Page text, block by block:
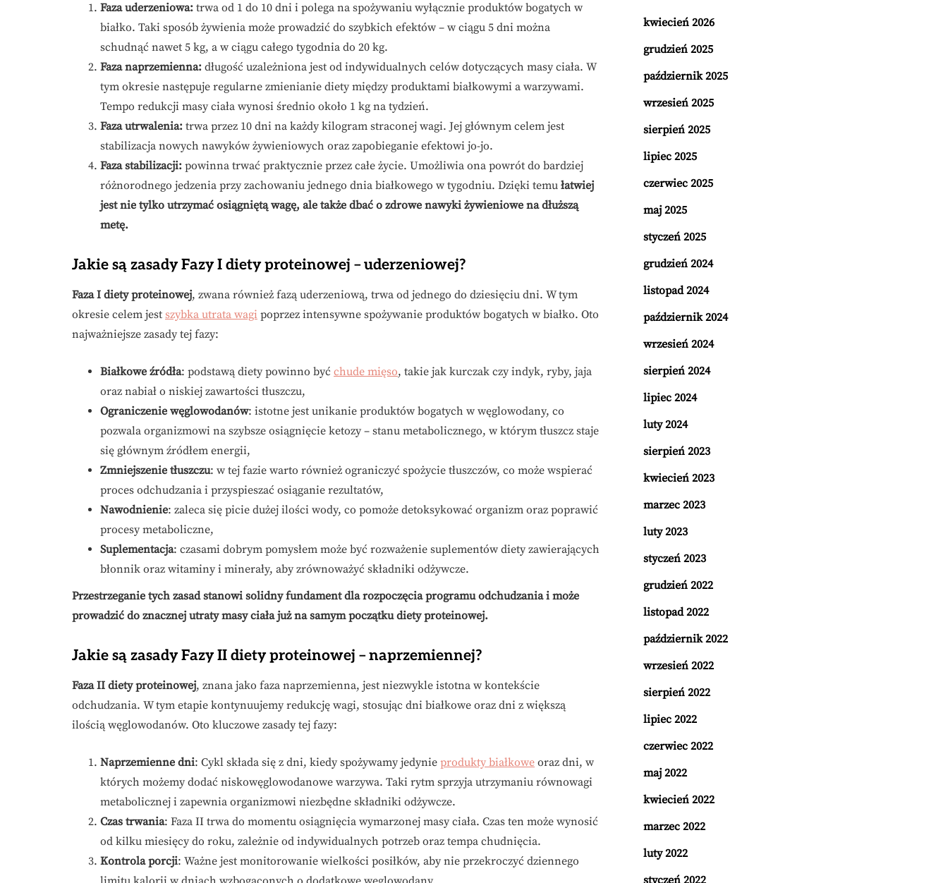
Faza uderzeniowa: trwa od 1 do 10 dni i polega na spożywaniu wyłącznie produktów bogatych w
białko. Taki sposób żywienia może prowadzić do szybkich efektów – w ciągu 5 dni można
schudnąć nawet 5 kg, a w ciągu całego tygodnia do 20 kg.
Faza naprzemienna: długość uzależniona jest od indywidualnych celów dotyczących masy ciała. W
tym okresie następuje regularne zmienianie diety między produktami białkowymi a warzywami.
Tempo redukcji masy ciała wynosi średnio około 1 kg na tydzień.
Faza utrwalenia: trwa przez 10 dni na każdy kilogram straconej wagi. Jej głównym celem jest
stabilizacja nowych nawyków żywieniowych oraz zapobieganie efektowi jo-jo.
Faza stabilizacji: powinna trwać praktycznie przez całe życie. Umożliwia ona powrót do bardziej
różnorodnego jedzenia przy zachowaniu jednego dnia białkowego w tygodniu. Dzięki temu łatwiej
jest nie tylko utrzymać osiągniętą wagę, ale także dbać o zdrowe nawyki żywieniowe na dłuższą
metę.
Jakie są zasady Fazy I diety proteinowej – uderzeniowej?
Faza I diety proteinowej, zwana również fazą uderzeniową, trwa od jednego do dziesięciu dni. W tym
okresie celem jest szybka utrata wagi poprzez intensywne spożywanie produktów bogatych w białko. Oto
najważniejsze zasady tej fazy:
Białkowe źródła: podstawą diety powinno być chude mięso, takie jak kurczak czy indyk, ryby, jaja
oraz nabiał o niskiej zawartości tłuszczu,
Ograniczenie węglowodanów: istotne jest unikanie produktów bogatych w węglowodany, co
pozwala organizmowi na szybsze osiągnięcie ketozy – stanu metabolicznego, w którym tłuszcz staje
się głównym źródłem energii,
Zmniejszenie tłuszczu: w tej fazie warto również ograniczyć spożycie tłuszczów, co może wspierać
proces odchudzania i przyspieszać osiąganie rezultatów,
Nawodnienie: zaleca się picie dużej ilości wody, co pomoże detoksykować organizm oraz poprawić
procesy metaboliczne,
Suplementacja: czasami dobrym pomysłem może być rozważenie suplementów diety zawierających
błonnik oraz witaminy i minerały, aby zrównoważyć składniki odżywcze.
Przestrzeganie tych zasad stanowi solidny fundament dla rozpoczęcia programu odchudzania i może
prowadzić do znacznej utraty masy ciała już na samym początku diety proteinowej.
Jakie są zasady Fazy II diety proteinowej – naprzemiennej?
Faza II diety proteinowej, znana jako faza naprzemienna, jest niezwykle istotna w kontekście
odchudzania. W tym etapie kontynuujemy redukcję wagi, stosując dni białkowe oraz dni z większą
ilością węglowodanów. Oto kluczowe zasady tej fazy:
Naprzemienne dni: Cykl składa się z dni, kiedy spożywamy jedynie produkty białkowe oraz dni, w
których możemy dodać niskowęglowodanowe warzywa. Taki rytm sprzyja utrzymaniu równowagi
metabolicznej i zapewnia organizmowi niezbędne składniki odżywcze.
Czas trwania: Faza II trwa do momentu osiągnięcia wymarzonej masy ciała. Czas ten może wynosić
od kilku miesięcy do roku, zależnie od indywidualnych potrzeb oraz tempa chudnięcia.
Kontrola porcji: Ważne jest monitorowanie wielkości posiłków, aby nie przekroczyć dziennego
kwiecień 2026
grudzień 2025
październik 2025
wrzesień 2025
sierpień 2025
lipiec 2025
czerwiec 2025
maj 2025
styczeń 2025
grudzień 2024
listopad 2024
październik 2024
wrzesień 2024
sierpień 2024
lipiec 2024
luty 2024
sierpień 2023
kwiecień 2023
marzec 2023
luty 2023
styczeń 2023
grudzień 2022
listopad 2022
październik 2022
wrzesień 2022
sierpień 2022
lipiec 2022
czerwiec 2022
maj 2022
kwiecień 2022
marzec 2022
luty 2022
styczeń 2022